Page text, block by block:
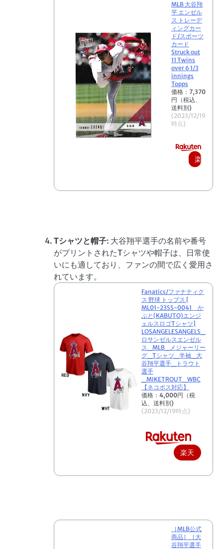
MLB 大谷翔
平 エンゼル
ス トレーデ
ィングカー
ド/スポーツ
カード
Struck out
11 Twins
over 6 1/3
innings
Topps
価格：7,370
円（税込、
送料別)
(2023/12/19
時点)
楽
で
Tシャツと帽子: 大谷翔平選手の名前や番号
がプリントされたTシャツや帽子は、日常使
いにも適しており、ファンの間で広く愛用さ
れています。
Fanatics/ファナティク
ス 野球 トップス [
ML01-23SS-0041 か
ぶと(KABUTO)エンジ
ェルスロゴTシャツ]
LOSANGELESANGELS_
ロサンゼルスエンゼル
ス_MLB_メジャーリー
グ_Tシャツ_半袖_大
谷翔平選手_トラウト
選手
_MIKETROUT_WBC
【ネコポス対応】
価格：4,000円（税
込、送料別)
(2023/12/19時点)
楽天
［MLB公式
商品］［大
谷翔平選手